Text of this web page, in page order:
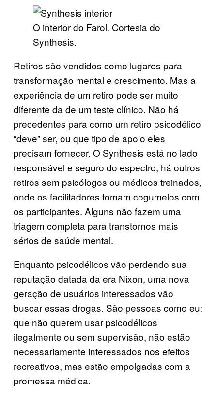
O interior do Farol. Cortesia do
Synthesis.
Retiros são vendidos como lugares para
transformação mental e crescimento. Mas a
experiência de um retiro pode ser muito
diferente da de um teste clínico. Não há
precedentes para como um retiro psicodélico
“deve” ser, ou que tipo de apoio eles
precisam fornecer. O Synthesis está no lado
responsável e seguro do espectro; há outros
retiros sem psicólogos ou médicos treinados,
onde os facilitadores tomam cogumelos com
os participantes. Alguns não fazem uma
triagem completa para transtornos mais
sérios de saúde mental.
Enquanto psicodélicos vão perdendo sua
reputação datada da era Nixon, uma nova
geração de usuários interessados vão
buscar essas drogas. São pessoas como eu:
que não querem usar psicodélicos
ilegalmente ou sem supervisão, não estão
necessariamente interessados nos efeitos
recreativos, mas estão empolgadas com a
promessa médica.